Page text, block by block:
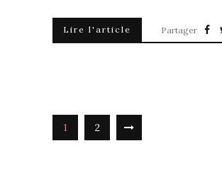
Lire l'article Partager
1 2